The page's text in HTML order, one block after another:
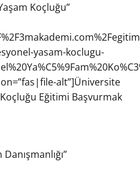
Koçluğu”
yasam-koclugu-
alt”]Üniversite
Eğitimi Başvurmak